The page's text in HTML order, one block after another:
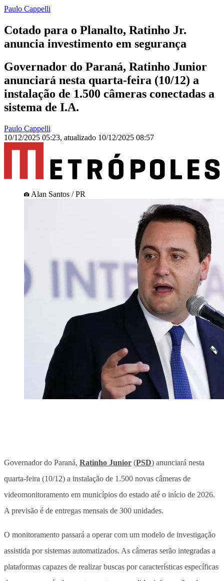
Paulo Cappelli
Cotado para o Planalto, Ratinho Jr.
anuncia investimento em segurança
Governador do Paraná, Ratinho Junior
anunciará nesta quarta-feira (10/12) a
instalação de 1.500 câmeras conectadas a
sistema de I.A.
Paulo Cappelli
10/12/2025 05:23, atualizado 10/12/2025 08:57
Alan Santos / PR
Governador do Paraná, Ratinho Junior (PSD) anunciará nesta
quarta-feira (10/12) a instalação de 1.500 novas câmeras de
videomonitoramento em municípios do estado até o início de 2026.
A previsão é de entregas mensais de 300 unidades.
O monitoramento passará a operar com um modelo de investigação
assistida por sistemas automatizados. As câmeras serão integradas a
plataformas capazes de realizar buscas por características específicas